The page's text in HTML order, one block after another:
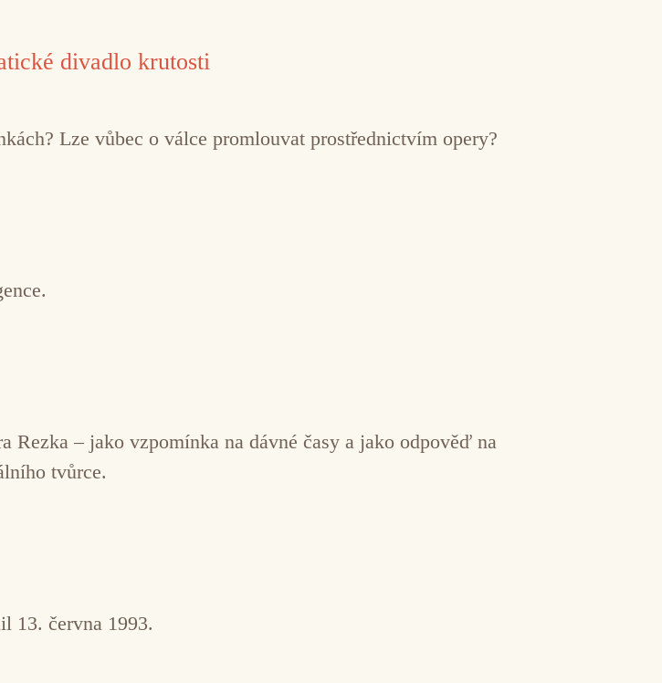
divadlo krutosti
Lze vůbec o válce promlouvat prostřednictvím opery?
– jako vzpomínka na dávné časy a jako odpověď na
tvůrce.
13. června 1993.